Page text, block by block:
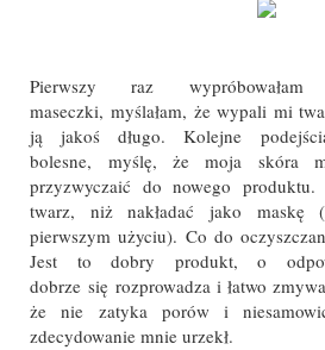
Pierwszy raz
maseczki, myślałam, że wypali mi
ją jakoś długo. Kolejne
bolesne, myślę, że moja skóra
przyzwyczaić do nowego
twarz, niż nakładać jako maskę
pierwszym użyciu). Co do
Jest to dobry produkt, o
dobrze się rozprowadza i łatwo
że nie zatyka porów i
zdecydowanie mnie urzekł.